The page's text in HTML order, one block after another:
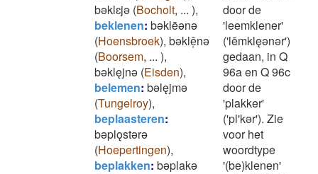
bǝklɛjǝ (Bocholt, ... ),
beklenen: bǝklēǝnǝ
(Hoensbroek), bǝklē̜nǝ
(Boorsem, ... ),
bǝklęjnǝ (Eisden),
belemen: bǝlęjmǝ
(Tungelroy),
beplaasteren:
bǝplǫstǝrǝ
(Hoepertingen),
beplakken: bǝplakǝ
door de
'leemklener'
('lēmklęǝnǝr')
gedaan, in Q
96a en Q 96c
door de
'plakker'
('pl'kǝr'). Zie
voor het
woordtype
'(be)klenen'